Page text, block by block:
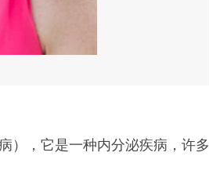
），它是一种内分泌疾病，许多